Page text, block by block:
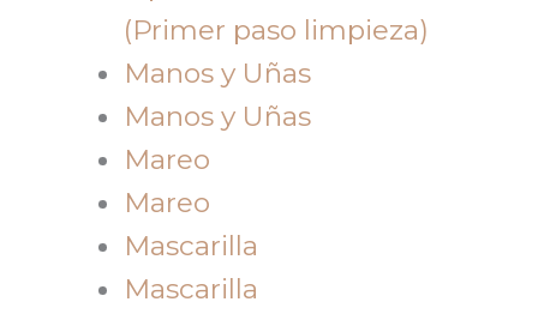
(Primer paso limpieza)
Manos y Uñas
Manos y Uñas
Mareo
Mareo
Mascarilla
Mascarilla